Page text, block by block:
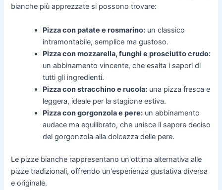
bianche più apprezzate si possono trovare:
Pizza con patate e rosmarino: un classico
intramontabile, semplice ma gustoso.
Pizza con mozzarella, funghi e prosciutto crudo:
un abbinamento vincente, che esalta i sapori di
tutti gli ingredienti.
Pizza con stracchino e rucola: una pizza fresca e
leggera, ideale per la stagione estiva.
Pizza con gorgonzola e pere: un abbinamento
audace ma equilibrato, che unisce il sapore deciso
del gorgonzola alla dolcezza delle pere.
Le pizze bianche rappresentano un'ottima alternativa alle
pizze tradizionali, offrendo un'esperienza gustativa diversa
e originale.